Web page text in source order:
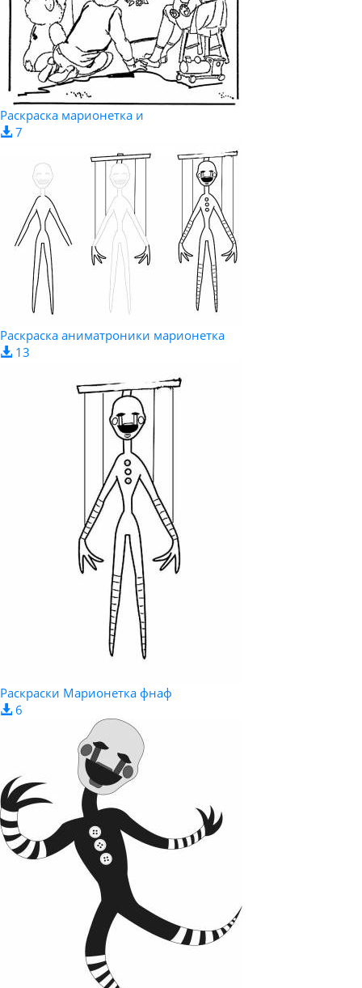
Раскраска марионетка и
7
Раскраска аниматроники марионетка
13
Раскраски Марионетка фнаф
6